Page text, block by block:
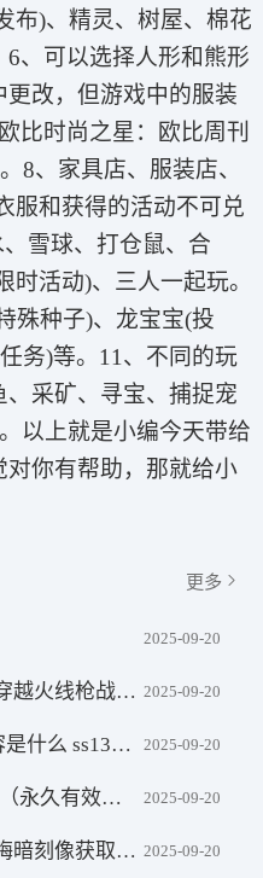
布)、精灵、树屋、棉花
、可以选择人形和熊形
改，但游戏中的服装
比时尚之星：欧比周刊
8、家具店、服装店、
服和获得的活动不可兑
雪球、打仓鼠、合
活动)、三人一起玩。
殊种子)、龙宝宝(投
务)等。11、不同的玩
采矿、寻宝、捕捉宠
以上就是小编今天带给
你有帮助，那就给小
更多
2025-09-20
穿越火线手游怎么改名字 穿越火线枪战王者改名字方法 2025-09-20
和平精英ss13赛季手册内容是什么 ss13赛季手册值得买吗 2025-09-20
不一样的修仙宗门2兑换码（永久有效） 不一样的修仙宗门2兑换码大全 2025-09-20
原神晦暗刻像怎么得 原神晦暗刻像获取方法 2025-09-20